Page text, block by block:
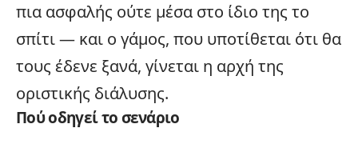
πια ασφαλής ούτε μέσα στο ίδιο της το
σπίτι — και ο γάμος, που υποτίθεται ότι θα
τους έδενε ξανά, γίνεται η αρχή της
οριστικής διάλυσης.
Πού οδηγεί το σενάριο